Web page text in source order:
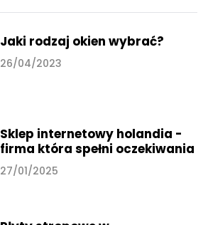
Jaki rodzaj okien wybrać?
26/04/2023
Sklep internetowy holandia -
firma która spełni oczekiwania
27/01/2025